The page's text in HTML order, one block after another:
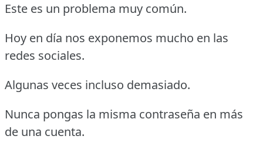
Este es un problema muy común.
Hoy en día nos exponemos mucho en las
redes sociales.
Algunas veces incluso demasiado.
Nunca pongas la misma contraseña en más
de una cuenta.